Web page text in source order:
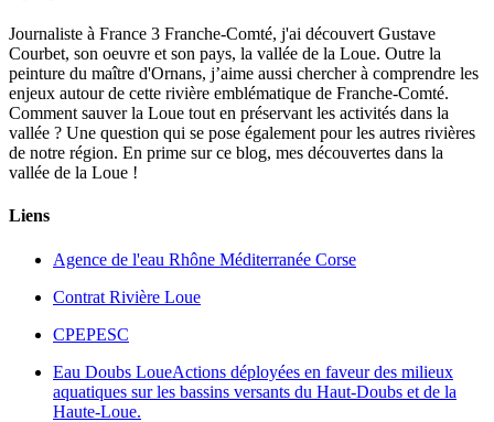
Journaliste à France 3 Franche-Comté, j'ai découvert Gustave
Courbet, son oeuvre et son pays, la vallée de la Loue. Outre la
peinture du maître d'Ornans, j’aime aussi chercher à comprendre les
enjeux autour de cette rivière emblématique de Franche-Comté.
Comment sauver la Loue tout en préservant les activités dans la
vallée ? Une question qui se pose également pour les autres rivières
de notre région. En prime sur ce blog, mes découvertes dans la
vallée de la Loue !
Liens
Agence de l'eau Rhône Méditerranée Corse
Contrat Rivière Loue
CPEPESC
Eau Doubs LoueActions déployées en faveur des milieux
aquatiques sur les bassins versants du Haut-Doubs et de la
Haute-Loue.